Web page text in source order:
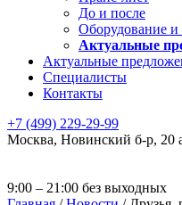
До и после
Оборудование и
Актуальные
Актуальные
Специалисты
Контакты
+7 (499) 229-29-99
Москва, Новинский б-р, 20
9:00 – 21:00 без выходных